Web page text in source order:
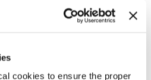
cookies to ensure the proper